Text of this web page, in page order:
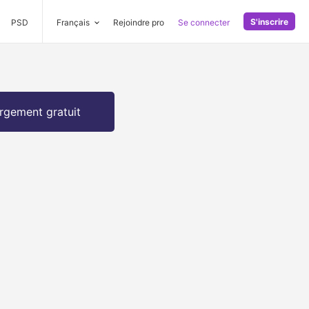
PSD Français Rejoindre pro Se connecter S'inscrire
gratuit